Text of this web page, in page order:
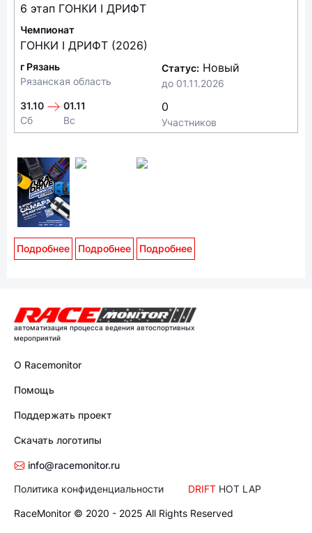
6 этап ГОНКИ I ДРИФТ
Чемпионат
ГОНКИ I ДРИФТ (2026)
г Рязань
Рязанская область
Статус: Новый
до 01.11.2026
31.10
Сб
01.11
Вс
0
Участников
Подробнее Подробнее Подробнее
автоматизация процесса ведения автоспортивных
мероприятий
О Racemonitor
Помощь
Поддержать проект
Скачать логотипы
info@racemonitor.ru
Политика конфиденциальности
DRIFT HOT LAP
RaceMonitor © 2020 - 2025 All Rights Reserved